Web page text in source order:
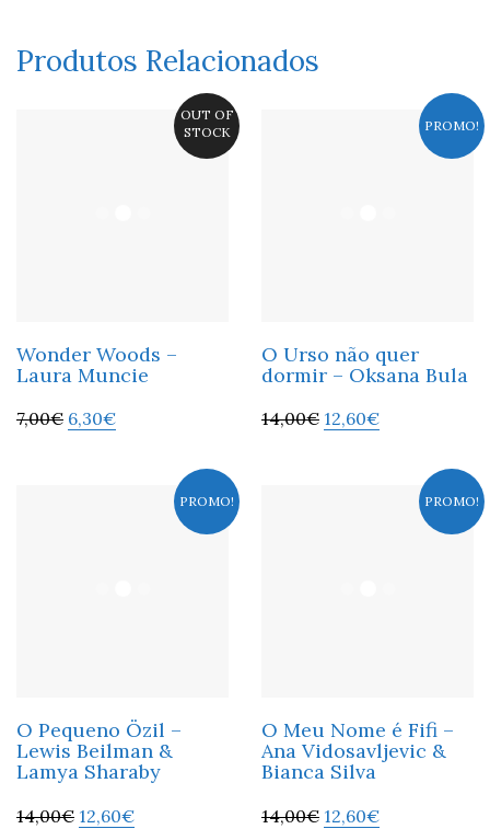
Produtos Relacionados
OUT OF
STOCK
Wonder Woods –
Laura Muncie
7,00€ 6,30€
PROMO!
O Urso não quer
dormir – Oksana Bula
14,00€ 12,60€
PROMO!
O Pequeno Özil –
Lewis Beilman &
Lamya Sharaby
14,00€ 12,60€
PROMO!
O Meu Nome é Fifi –
Ana Vidosavljevic &
Bianca Silva
14,00€ 12,60€